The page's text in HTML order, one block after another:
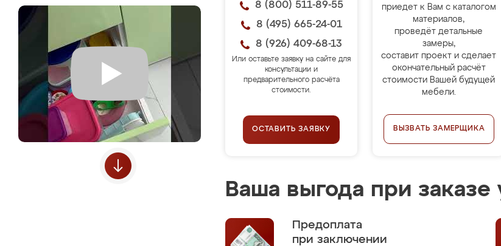
8 (800) 511-89-55
8 (495) 665-24-01
8 (926) 409-68-13
Или оставьте заявку на сайте для
консультации и
предварительного расчёта
стоимости.
ОСТАВИТЬ ЗАЯВКУ
приедет к Вам с каталогом
материалов,
проведёт детальные
замеры,
составит проект и сделает
окончательный расчёт
стоимости Вашей будущей
мебели.
ВЫЗВАТЬ ЗАМЕРЩИКА
Ваша выгода при заказе
Предоплата
при заключении